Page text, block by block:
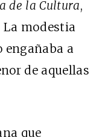
de la Cultura,
La modestia
a
de aquellas
que